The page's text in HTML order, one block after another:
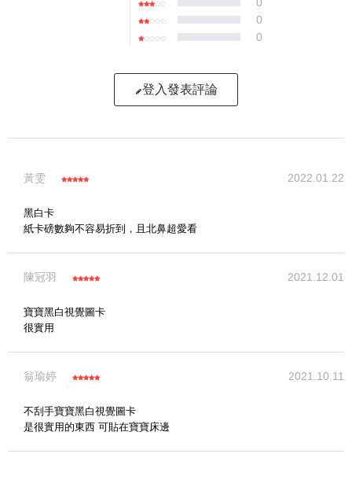
0
0
登入發表評論
黃雯 2022.01.22
黑白卡
紙卡磅數夠不容易折到，且北鼻超愛看
陳冠羽 2021.12.01
寶寶黑白視覺圖卡
很實用
翁瑜婷 2021.10.11
不刮手寶寶黑白視覺圖卡
是很實用的東西 可貼在寶寶床邊